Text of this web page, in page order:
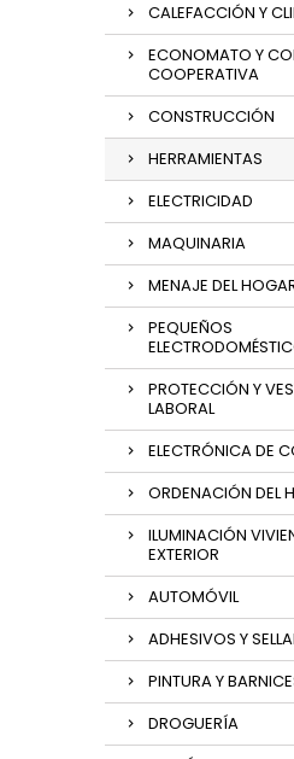
CALEFACCIÓN Y
ECONOMATO Y
COOPERATIVA
CONSTRUCCIÓN
HERRAMIENTAS
ELECTRICIDAD
MAQUINARIA
MENAJE DEL
PEQUEÑOS
PROTECCIÓN Y
LABORAL
ELECTRÓNICA DE
ORDENACIÓN DEL
ILUMINACIÓN
EXTERIOR
AUTOMÓVIL
ADHESIVOS Y
PINTURA Y
DROGUERÍA